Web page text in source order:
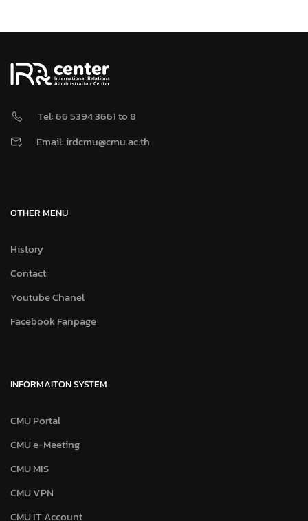
Tel: 66 5394 3661 to 8
Email: irdcmu@cmu.ac.th
OTHER MENU
History
Contact
Youtube Chanel
Facebook Fanpage
INFORMAITON SYSTEM
CMU Portal
CMU e-Meeting
CMU MIS
CMU VPN
CMU IT Account